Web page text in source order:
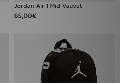
Jordan Air 1 Mid Vauvat
65,00€